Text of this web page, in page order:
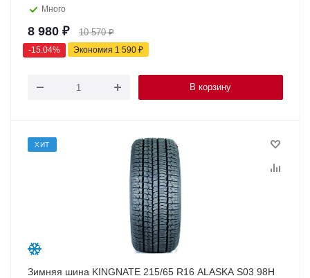
Много
8 980 ₽ 10 570₽
-15.04% Экономия 1 590 ₽
В корзину
ХИТ
Зимняя шина KINGNATE 215/65 R16 ALASKA S03 98H